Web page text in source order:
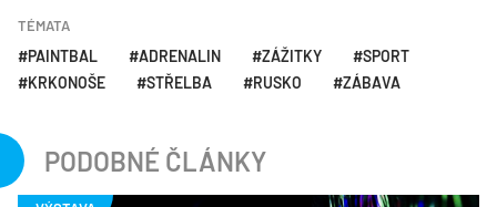
TÉMATA
PAINTBAL ADRENALIN ZÁŽITKY
SPORT
KRKONOŠE
STŘELBA RUSKO ZÁBAVA
PODOBNÉ ČLÁNKY